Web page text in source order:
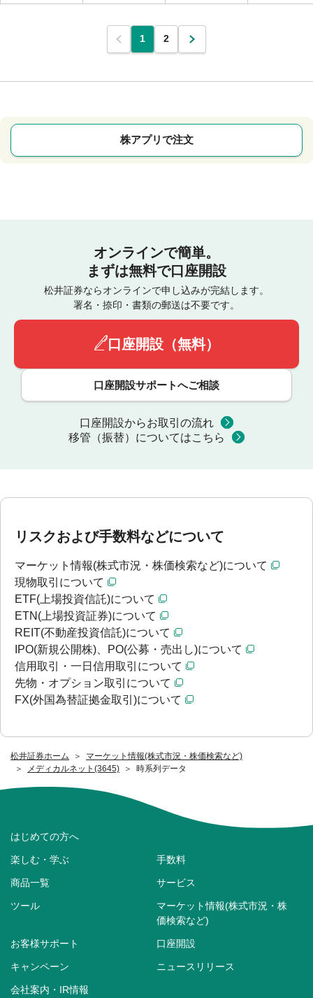
松井証券ホーム
マーケット情報(株式市況・株価検索など)
メディカルネット(3645)
時系列データ
1 2
株アプリで注文
オンラインで簡単。
まずは無料で口座開設
松井証券ならオンラインで申し込みが完結します。
署名・捺印・書類の郵送は不要です。
口座開設（無料）
口座開設サポートへご相談
口座開設からお取引の流れ
移管（振替）についてはこちら
リスクおよび手数料などについて
マーケット情報(株式市況・株価検索など)について
現物取引について
ETF(上場投資信託)について
ETN(上場投資証券)について
REIT(不動産投資信託)について
IPO(新規公開株)、PO(公募・売出し)について
信用取引・一日信用取引について
先物・オプション取引について
FX(外国為替証拠金取引)について
はじめての方へ
楽しむ・学ぶ 手数料
商品一覧 サービス
ツール
マーケット情報(株式市況・株
価検索など)
お客様サポート 口座開設
キャンペーン ニュースリリース
会社案内・IR情報